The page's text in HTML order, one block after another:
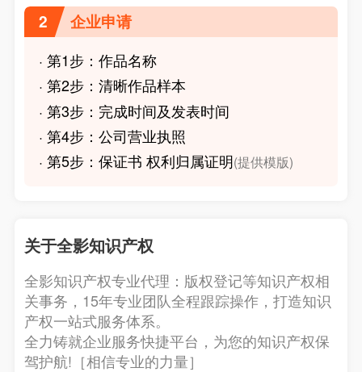
企业申请
2
· 第1步：作品名称
· 第2步：清晰作品样本
· 第3步：完成时间及发表时间
· 第4步：公司营业执照
· 第5步：保证书 权利归属证明(提供模版)
关于全影知识产权
全影知识产权专业代理：版权登记等知识产权相
关事务，15年专业团队全程跟踪操作，打造知识
产权一站式服务体系。
全力铸就企业服务快捷平台，为您的知识产权保
驾护航!［相信专业的力量］